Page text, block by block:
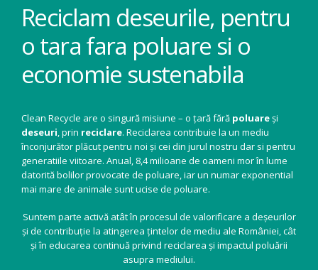
Reciclam deseurile, pentru
o tara fara poluare si o
economie sustenabila
Clean Recycle are o singură misiune – o țară fără poluareși
deseuri, prin reciclare. Reciclarea contribuie la un mediu
înconjurător plăcut pentru noi și cei din jurul nostru dar si pentru
generatiile viitoare. Anual, 8,4 milioane de oameni mor în lume
datorită bolilor provocate de poluare, iar un numar exponential
mai mare de animale sunt ucise de poluare.
Suntem parte activă atât în procesul de valorificare a deșeurilor
și de contribuție la atingerea țintelor de mediu ale României, cât
și în educarea continuă privind reciclarea și impactul poluării
asupra mediului.